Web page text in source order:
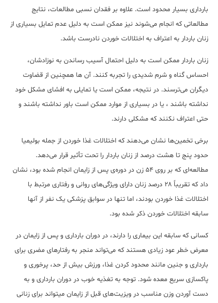
بارداری بسیار محدود است. علاوه بر فقدان نسبی مطالعات، نتایج
مطالعاتی که انجام می‌شوند نیز ممکن است به دلیل عدم تمایل بسیاری از
زنان باردار به اعتراف به اختلالات خوردن نادرست باشد.
زنان باردار ممکن است به دلیل احتمال آسیب رساندن به نوزادشان،
احساس گناه و شرم شدیدی را تجربه کنند. آن ها همچنین از قضاوت
دیگران می‌ترسند. در نتیجه، ممکن است یا تمایلی به افشای مشکل خود
نداشته باشند ، یا در بسیاری از موارد ممکن است باور نداشته باشند و
حتی اعتراف نکنند که مشکلی دارند.
برخی تخمین‌ها نشان می‌دهند که اختلالات غذا خوردن از جمله بولیمیا
حدود پنج تا هشت درصد از زنان باردار را تحت تأثیر قرار می‌دهد.
مطالعه‌ای که بر روی ۵۴ زن در دوره‌ی پس از زایمان انجام شده بود، نشان
داد که تقریباً ۲۸ درصد زنان دارای ویژگی‌های روانی و رفتاری مرتبط با
اختلالات غذا خوردن بودند، اما تنها در سوابق پزشکی یک نفر از آن‎ها
سابقه اختلالات خوردن ذکر شده بود.
کسانی که سابقه این بیماری را دارند، در دوران بارداری و پس از زایمان در
معرض خطر عود زیادی هستند که می‌تواند منجر به رفتارهای مضری برای
بارداری و جنین مانند محدود کردن غذا، ورزش بیش از حد، پرخوری و
پاکسازی سریع معده شود. توجه به تغذیه خوب در دوران بارداری و به
دست آوردن وزن مناسب در ویزیت‌های قبل از زایمان می‎تواند برای زنانی